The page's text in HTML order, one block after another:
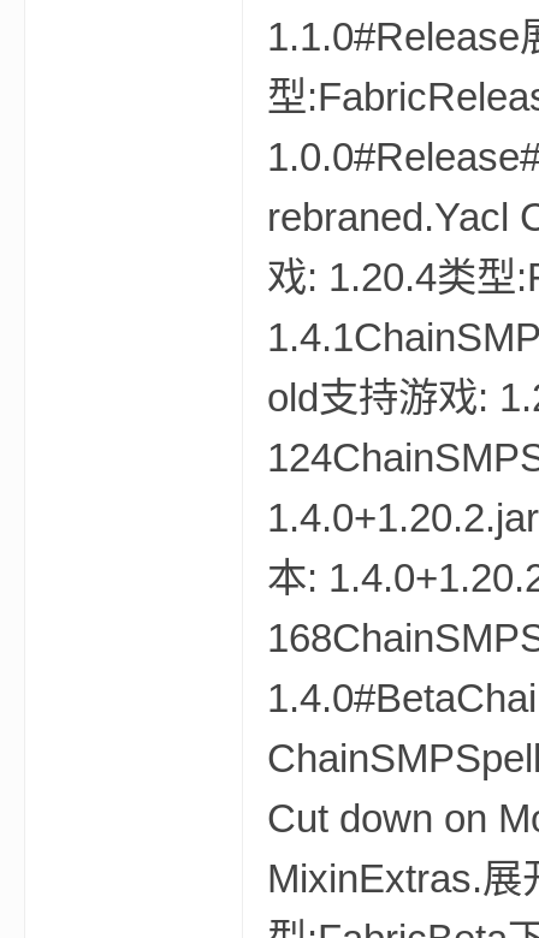
1.1.0#Release
型
rebraned.Yacl
戏: 1.20.4类型
old支持游戏:
本:
Cut down on
MixinExtras.展